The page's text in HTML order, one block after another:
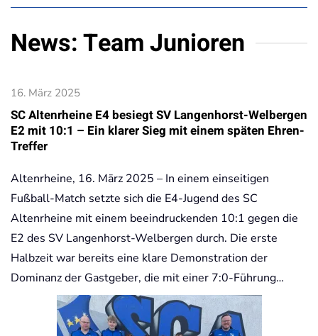
News: Team Junioren
16. März 2025
SC Altenrheine E4 besiegt SV Langenhorst-Welbergen
E2 mit 10:1 – Ein klarer Sieg mit einem späten Ehren-
Treffer
Altenrheine, 16. März 2025 – In einem einseitigen
Fußball-Match setzte sich die E4-Jugend des SC
Altenrheine mit einem beeindruckenden 10:1 gegen die
E2 des SV Langenhorst-Welbergen durch. Die erste
Halbzeit war bereits eine klare Demonstration der
Dominanz der Gastgeber, die mit einer 7:0-Führung…